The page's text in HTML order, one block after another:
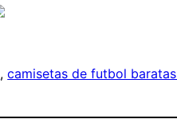
, camisetas de futbol